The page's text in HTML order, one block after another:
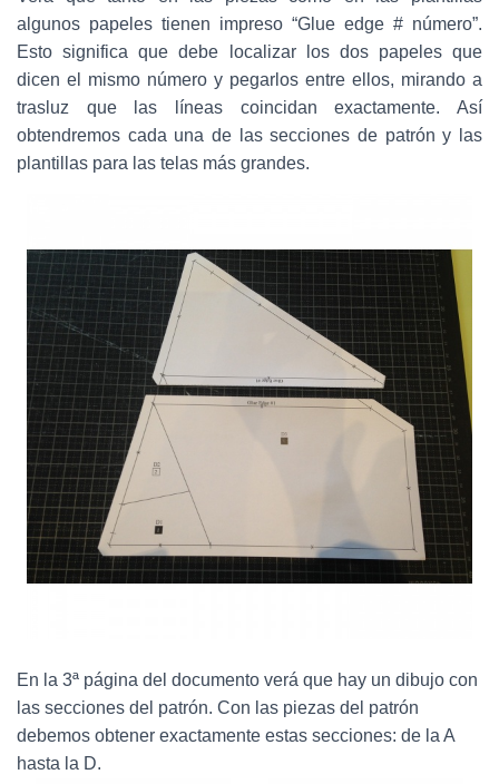
algunos papeles tienen impreso “Glue edge # número”.
Esto significa que debe localizar los dos papeles que
dicen el mismo número y pegarlos entre ellos, mirando a
trasluz que las líneas coincidan exactamente. Así
obtendremos cada una de las secciones de patrón y las
plantillas para las telas más grandes.
En la 3ª página del documento verá que hay un dibujo con
las secciones del patrón. Con las piezas del patrón
debemos obtener exactamente estas secciones: de la A
hasta la D.